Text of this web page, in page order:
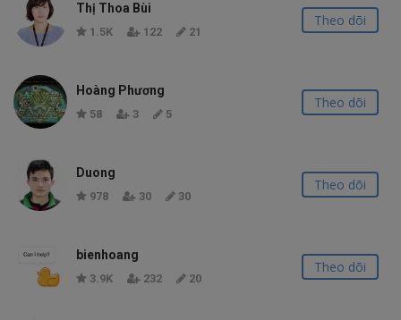
Thị Thoa Bùi
1.5K 122 21
Theo dõi
Hoàng Phương
58 3 5
Theo dõi
Duong
978 30 30
Theo dõi
bienhoang
3.9K 232 20
Theo dõi